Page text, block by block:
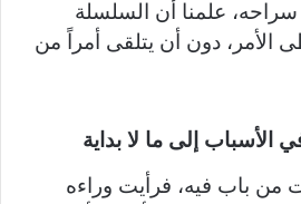
سراحه، علمنا أن السلسلة
دون أن يتلقى أمراً من
الأسباب إلى ما لا بداية
من باب فيه، فرأيت وراءه